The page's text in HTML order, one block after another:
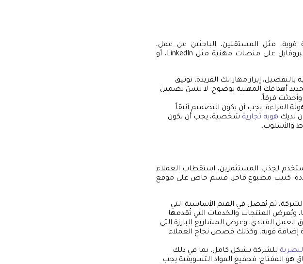
مثل المستقلين، الباحثين عن عمل،
الاستشاريين، أو الخبراء في مجالاتهم. غالباً ما يتواجد هذا البروفايل على منصات مهنية مثل LinkedIn، أو
إبراز مهاراتك الفريدة، توثيق
أهدافك المهنية بوضوح. لا تنسَ تضمين
فرقاً.
القراءة. يجب أن يكون التصميم أنيقاً
لديك هوية تجارية شخصية، يجب أن يكون
والأسلوب.
لجذب المستثمرين، استقطاب العملاء
كتيب مطبوع فاخر، قسم خاص على موقع
الشركة، ثم يُفصل في القيم الأساسية التي
ويُعرض المنتجات والخدمات التي تُقدمها
القيادي، وعرض المشاريع البارزة التي
إضافة قوية، وكذلك قصص نجاح العملاء
للشركة بشكل كامل، بما في ذلك
هو المفتاح؛ فجميع المواد التسويقية يجب